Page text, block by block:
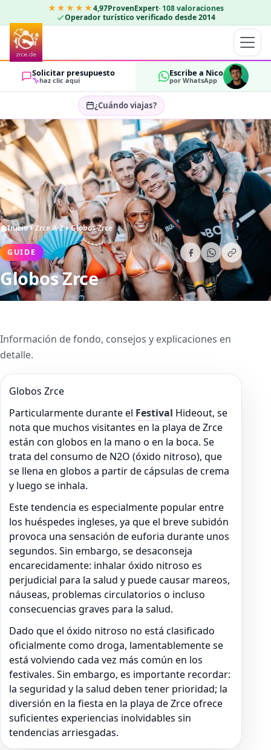
★★★★★4,97ProvenExpert· 108 valoraciones
Operador turístico verificado desde 2014
Solicitar presupuesto
haz clic aquí
Escribe a Nico
por WhatsApp
¿Cuándo viajas?
Seleccionar fechas…
HUÉSPEDES
2 OK
Inicio Zrce A-Z Globos Zrce
GUIDE
Globos Zrce
Información de fondo, consejos y explicaciones en
detalle.
Globos Zrce
Particularmente durante el Festival Hideout, se
nota que muchos visitantes en la playa de Zrce
están con globos en la mano o en la boca. Se
trata del consumo de N2O (óxido nitroso), que
se llena en globos a partir de cápsulas de crema
y luego se inhala.
Este tendencia es especialmente popular entre
los huéspedes ingleses, ya que el breve subidón
provoca una sensación de euforia durante unos
segundos. Sin embargo, se desaconseja
encarecidamente: inhalar óxido nitroso es
perjudicial para la salud y puede causar mareos,
náuseas, problemas circulatorios o incluso
consecuencias graves para la salud.
Dado que el óxido nitroso no está clasificado
oficialmente como droga, lamentablemente se
está volviendo cada vez más común en los
festivales. Sin embargo, es importante recordar:
la seguridad y la salud deben tener prioridad; la
diversión en la fiesta en la playa de Zrce ofrece
suficientes experiencias inolvidables sin
tendencias arriesgadas.